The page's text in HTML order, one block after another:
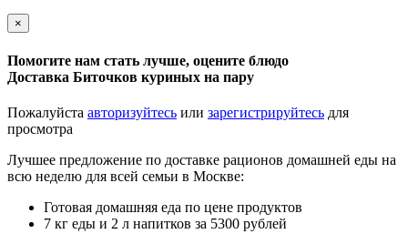
×
Помогите нам стать лучше, оцените блюдо
Доставка Биточков куриных на пару
Пожалуйста авторизуйтесь или зарегистрируйтесь для
просмотра
Лучшее предложение по доставке рационов домашней еды на
всю неделю для всей семьи в Москве:
Готовая домашняя еда по цене продуктов
7 кг еды и 2 л напитков за 5300 рублей